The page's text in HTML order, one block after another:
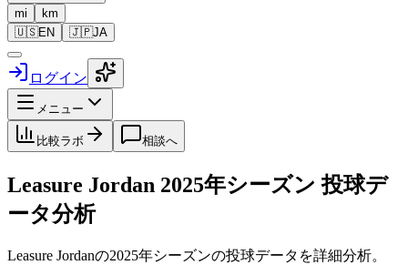
mi
km
🇺🇸EN 🇯🇵JA
ログイン
メニュー
比較ラボ 相談へ
Leasure Jordan 2025年シーズン 投球デ
ータ分析
Leasure Jordanの2025年シーズンの投球データを詳細分析。